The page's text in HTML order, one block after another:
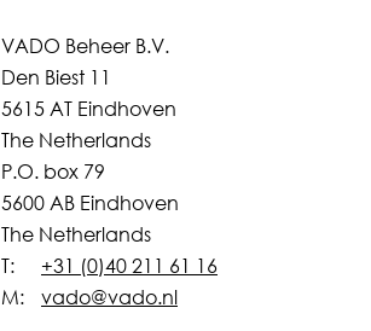
VADO Beheer B.V.
Den Biest 11
5615 AT Eindhoven
The Netherlands
P.O. box 79
5600 AB Eindhoven
The Netherlands
T: +31 (0)40 211 61 16
M: vado@vado.nl